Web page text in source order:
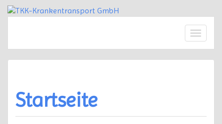
Springe
zum
Schalte
Startseite